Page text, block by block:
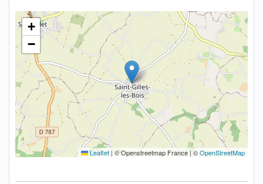
+
−
Leaflet | © Openstreetmap France | ©OpenStreetMap